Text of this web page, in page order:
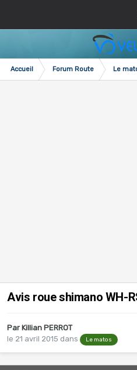
Accueil Forum Route Le
Avis roue shimano WH-
Par Killian PERROT
le 21 avril 2015 dans Le matos